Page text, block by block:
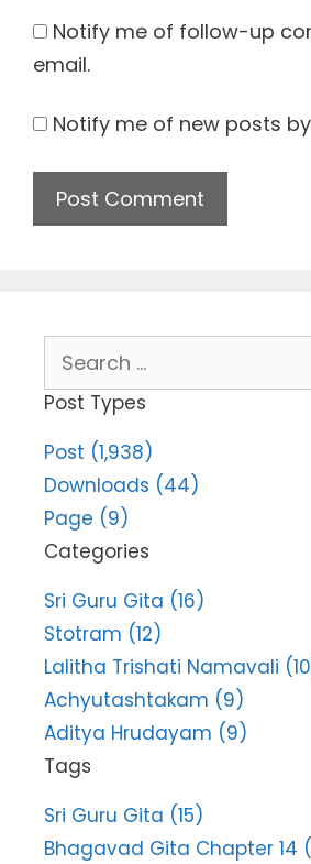
Notify me of follow-up
email.
Notify me of new posts
for:
Post Types
Post (1,938)
Downloads (44)
Page (9)
Categories
Sri Guru Gita (16)
Stotram (12)
Lalitha Trishati Namavali
Achyutashtakam (9)
Aditya Hrudayam (9)
Tags
Sri Guru Gita (15)
Bhagavad Gita Chapter 14